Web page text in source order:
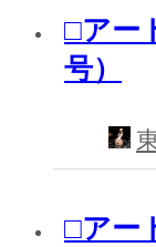
□アー
号）
□アー